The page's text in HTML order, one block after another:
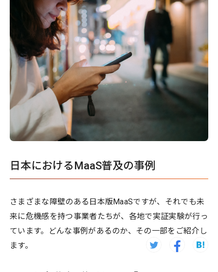
日本におけるMaaS普及の事例
さまざまな障壁のある日本版MaaSですが、それでも未
来に危機感を持つ事業者たちが、各地で実証実験が行っ
ています。どんな事例があるのか、その一部をご紹介し
ます。